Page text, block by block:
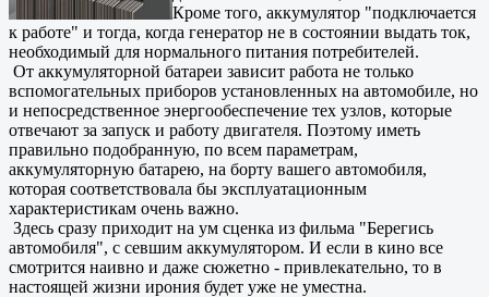
Кроме того, аккумулятор "подключается
к работе" и тогда, когда генератор не в состоянии выдать ток,
необходимый для нормального питания потребителей.
От аккумуляторной батареи зависит работа не только
вспомогательных приборов установленных на автомобиле, но
и непосредственное энергообеспечение тех узлов, которые
отвечают за запуск и работу двигателя. Поэтому иметь
правильно подобранную, по всем параметрам,
аккумуляторную батарею, на борту вашего автомобиля,
которая соответствовала бы эксплуатационным
характеристикам очень важно.
Здесь сразу приходит на ум сценка из фильма "Берегись
автомобиля", с севшим аккумулятором. И если в кино все
смотрится наивно и даже сюжетно - привлекательно, то в
настоящей жизни ирония будет уже не уместна.